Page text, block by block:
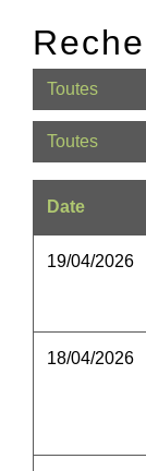
Toutes
Toutes
Date
19/04/2026
18/04/2026